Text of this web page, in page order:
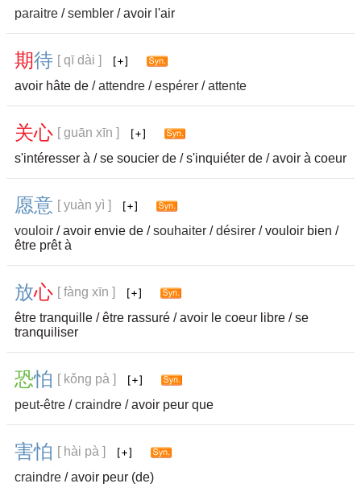
paraitre /sembler / avoir l'air
期待 [ qī dài ]
avoir hâte de /attendre /espérer /attente
关心 [ guān xīn ]
s'intéresser à / se soucier de / s'inquiéter de / avoir à coeur
愿意 [ yuàn yì ]
vouloir / avoir envie de /souhaiter /désirer / vouloir bien /
être prêt à
放心 [ fàng xīn ]
être tranquille / être rassuré / avoir le coeur libre / se
tranquiliser
恐怕 [ kǒng pà ]
peut-être /craindre / avoir peur que
害怕 [ hài pà ]
craindre / avoir peur (de)